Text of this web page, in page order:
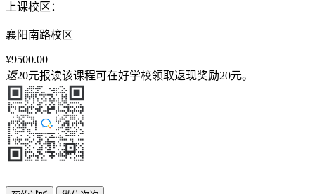
上课校区：
襄阳南路校区
¥9500.00
返20元报读该课程可在好学校领取返现奖励20元。